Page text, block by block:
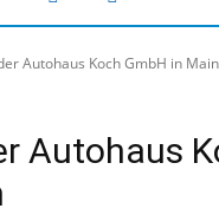
Autohaus Koch GmbH in
Autohaus